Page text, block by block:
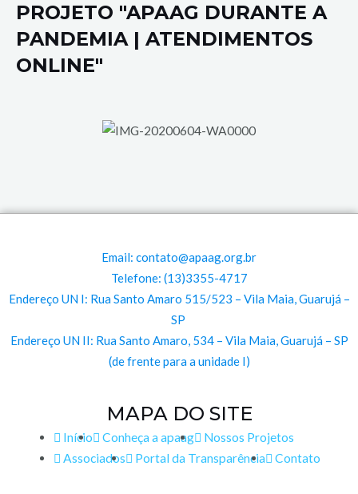
PROJETO "APAAG DURANTE A
PANDEMIA | ATENDIMENTOS
ONLINE"
Email: contato@apaag.org.br
Telefone: (13)3355-4717
Endereço UN I: Rua Santo Amaro 515/523 – Vila Maia, Guarujá –
SP
Endereço UN II: Rua Santo Amaro, 534 – Vila Maia, Guarujá – SP
(de frente para a unidade I)
MAPA DO SITE
Início Conheça a apaag
Nossos Projetos
Associados
Portal da Transparência Contato